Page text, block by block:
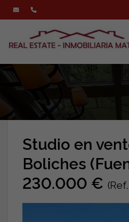
Studio en
Boliches
230.000 €